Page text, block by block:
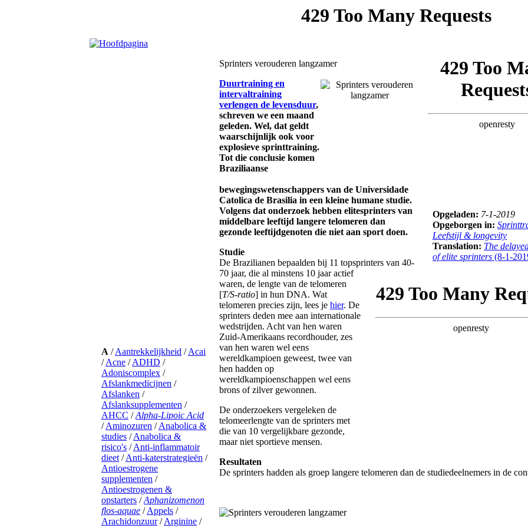
Opgeladen: 7-1-2019
Opgeborgen in:
Leefstijl & longevity
Translation: The
of elite sprinters (8-1-
Sprinters verouderen langzamer
Duurtraining en
intervaltraining
verlengen de levensduur,
schreven we een maand
geleden. Wel, dat geldt
waarschijnlijk ook voor
explosieve sprinttraining.
Tot die conclusie komen
Braziliaanse
bewegingswetenschappers van de Universidade
Catolica de Brasilia in een kleine humane studie.
Volgens dat onderzoek hebben elitesprinters van
middelbare leeftijd langere telomeren dan
gezonde leeftijdgenoten die niet aan sport doen.
Studie
De Brazilianen bepaalden bij 11 topsprinters van 40-
70 jaar, die al minstens 10 jaar actief
waren, de lengte van de telomeren
[T/S-ratio] in hun DNA. Wat
telomeren precies zijn, lees je hier. De
sprinters deden mee aan internationale
wedstrijden. Acht van hen waren
Zuid-Amerikaans recordhouder, zes
van hen waren wel eens
wereldkampioen geweest, twee van
hen hadden op
wereldkampioenschappen wel eens
brons of zilver gewonnen.
De onderzoekers vergeleken de
telomeerlengte van de sprinters met
die van 10 vergelijkbare gezonde,
maar niet sportieve mensen.
Resultaten
De sprinters hadden als groep langere telomeren dan de studiedeelnemers in de